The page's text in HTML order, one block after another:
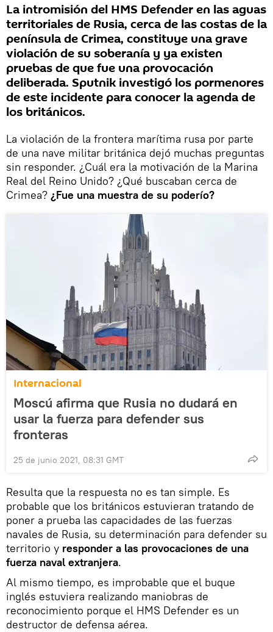
La intromisión del HMS Defender en las aguas
territoriales de Rusia, cerca de las costas de la
península de Crimea, constituye una grave
violación de su soberanía y ya existen
pruebas de que fue una provocación
deliberada. Sputnik investigó los pormenores
de este incidente para conocer la agenda de
los británicos.
La violación de la frontera marítima rusa por parte
de una nave militar británica dejó muchas preguntas
sin responder. ¿Cuál era la motivación de la Marina
Real del Reino Unido? ¿Qué buscaban cerca de
Crimea? ¿Fue una muestra de su poderío?
Internacional
Moscú afirma que Rusia no dudará en
usar la fuerza para defender sus
fronteras
25 de junio 2021, 08:31 GMT
Resulta que la respuesta no es tan simple. Es
probable que los británicos estuvieran tratando de
poner a prueba las capacidades de las fuerzas
navales de Rusia, su determinación para defender su
territorio y responder a las provocaciones de una
fuerza naval extranjera.
Al mismo tiempo, es improbable que el buque
inglés estuviera realizando maniobras de
reconocimiento porque el HMS Defender es un
destructor de defensa aérea.